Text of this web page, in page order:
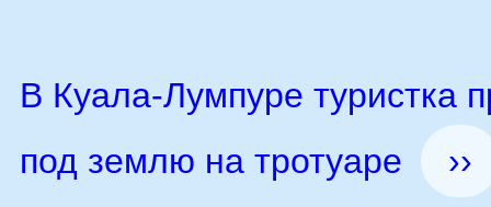
В Куала-Лумпуре туристка
под землю на тротуаре
››